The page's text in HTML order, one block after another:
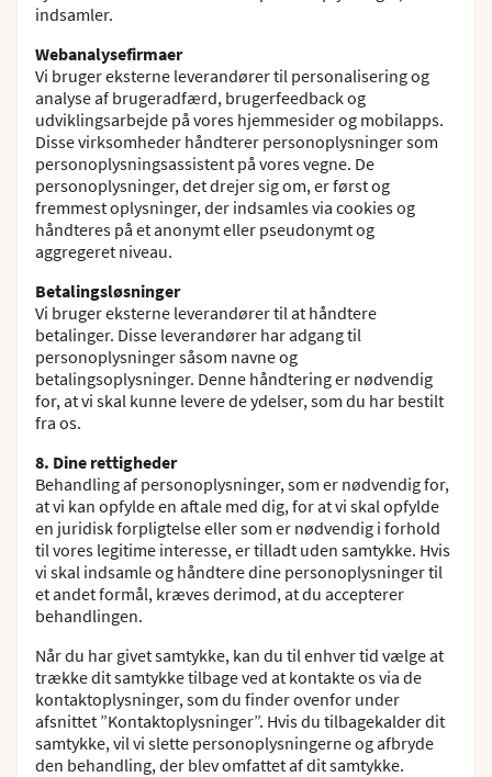
indsamler.
Webanalysefirmaer
Vi bruger eksterne leverandører til personalisering og
analyse af brugeradfærd, brugerfeedback og
udviklingsarbejde på vores hjemmesider og mobilapps.
Disse virksomheder håndterer personoplysninger som
personoplysningsassistent på vores vegne. De
personoplysninger, det drejer sig om, er først og
fremmest oplysninger, der indsamles via cookies og
håndteres på et anonymt eller pseudonymt og
aggregeret niveau.
Betalingsløsninger
Vi bruger eksterne leverandører til at håndtere
betalinger. Disse leverandører har adgang til
personoplysninger såsom navne og
betalingsoplysninger. Denne håndtering er nødvendig
for, at vi skal kunne levere de ydelser, som du har bestilt
fra os.
8. Dine rettigheder
Behandling af personoplysninger, som er nødvendig for,
at vi kan opfylde en aftale med dig, for at vi skal opfylde
en juridisk forpligtelse eller som er nødvendig i forhold
til vores legitime interesse, er tilladt uden samtykke. Hvis
vi skal indsamle og håndtere dine personoplysninger til
et andet formål, kræves derimod, at du accepterer
behandlingen.
Når du har givet samtykke, kan du til enhver tid vælge at
trække dit samtykke tilbage ved at kontakte os via de
kontaktoplysninger, som du finder ovenfor under
afsnittet ”Kontaktoplysninger”. Hvis du tilbagekalder dit
samtykke, vil vi slette personoplysningerne og afbryde
den behandling, der blev omfattet af dit samtykke.